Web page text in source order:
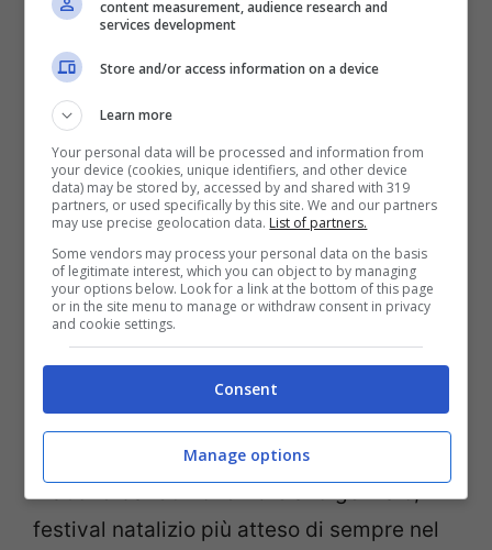
con oltre 2milioni di luci. L’albero di Natale
Do Comercio che, con i suoi 30 metri di
altezza, sarà un gigantesco inno alla
festività più amata da grandi e piccini. In
Praca Do Municipioinoltre fino al 6
gennaio 2020 potrete godere
dell’atmosfera natalizia con tanto buon
cibo, eventi musicali, giostre e mercatini.
Per gli amanti dei presepi poi dovrete
visitare assolutamente la Basilica de
Estrela e la Cattedrale di Lisbona. Torna
poi l’appuntamento conWonderland
Lisbonadal 30 novembre al 5 gennaio, il
festival natalizio più atteso di sempre nel
content measurement, audience research and
services development
Store and/or access information on a device
Learn more
Your personal data will be processed and information from
your device (cookies, unique identifiers, and other device
data) may be stored by, accessed by and shared with 319
partners, or used specifically by this site. We and our partners
may use precise geolocation data. List of partners.
Some vendors may process your personal data on the basis
of legitimate interest, which you can object to by managing
your options below. Look for a link at the bottom of this page
or in the site menu to manage or withdraw consent in privacy
and cookie settings.
Consent
Manage options